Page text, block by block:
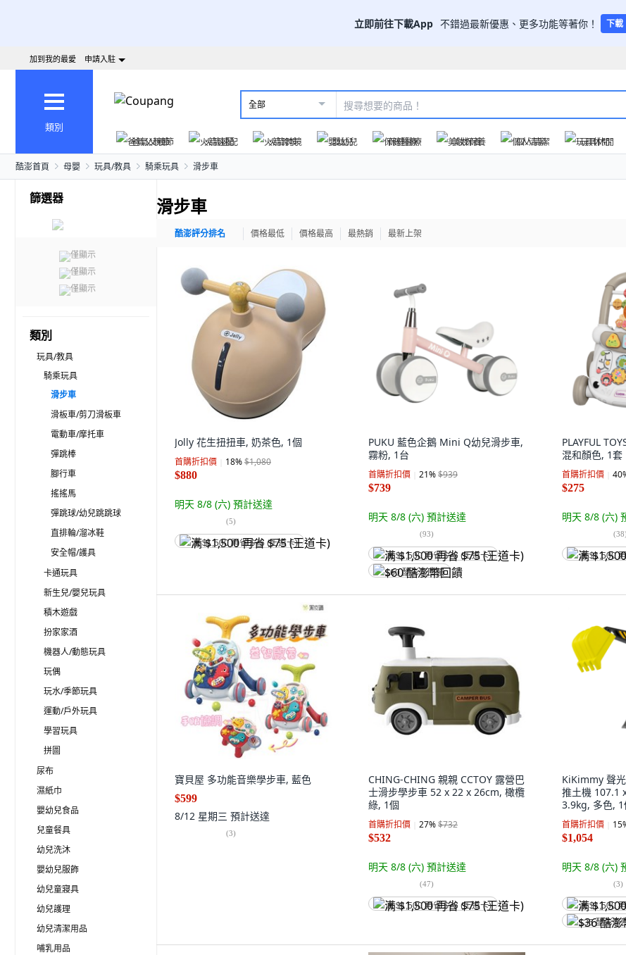
立即前往下載App 不錯過最新優惠、更多功能等著你！ 下載
加到我的最愛 申請入駐
類別
全部
爸氣父親節
火箭速配 火箭跨境 嬰幼兒 保健醫療 美妝保養 個人清潔 玩具休閒
酷澎首頁 母嬰 玩具/教具 騎乘玩具 滑步車
篩選器
僅顯示
僅顯示
僅顯示
類別
玩具/教具
騎乘玩具
滑步車
滑板車/剪刀滑板車
電動車/摩托車
彈跳棒
腳行車
搖搖馬
彈跳球/幼兒跳跳球
直排輪/溜冰鞋
安全帽/護具
卡通玩具
新生兒/嬰兒玩具
積木遊戲
扮家家酒
機器人/動態玩具
玩偶
玩水/季節玩具
運動/戶外玩具
學習玩具
拼圖
尿布
濕紙巾
嬰幼兒食品
兒童餐具
幼兒洗沐
嬰幼兒服飾
幼兒童寢具
幼兒護理
幼兒清潔用品
哺乳用品
滑步車
酷澎評分排名 價格最低 價格最高 最熱銷 最新上架
Jolly 花生扭扭車, 奶茶色, 1個
首購折扣價 18%$1,080
$880
明天 8/8 (六) 預計送達
(5)
满 $1,500 再省 $75 (王道卡)
PUKU 藍色企鵝 Mini Q幼兒滑步車,
霧粉, 1台
首購折扣價 21%$939
$739
明天 8/8 (六) 預計送達
(93)
满 $1,500 再省 $75 (王道卡)
$60 酷澎幣回饋
PLAYFUL
混和顏色, 1套
首購折扣價 40
$275
明天 8/8 (六)
(38)
满 $1,500
寶貝屋 多功能音樂學步車, 藍色
$599
8/12 星期三 預計送達
(3)
CHING-CHING 親親 CCTOY 露營巴
士滑步學步車 52 x 22 x 26cm, 橄欖
綠, 1個
首購折扣價 27%$732
$532
明天 8/8 (六) 預計送達
(47)
满 $1,500 再省 $75 (王道卡)
KiKimmy 聲
推土機 107.1
3.9kg, 多色, 1
首購折扣價 15
$1,054
明天 8/8 (六)
(3)
满 $1,500
$36 酷澎幣